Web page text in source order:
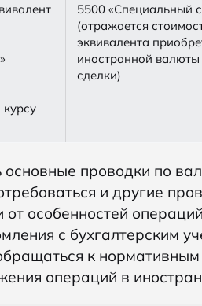
5500 «Специальный
(отражается
эквивалента
иностранной валюты
сделки)
основные проводки по
и другие
особенностей
с бухгалтерским
к
операций в